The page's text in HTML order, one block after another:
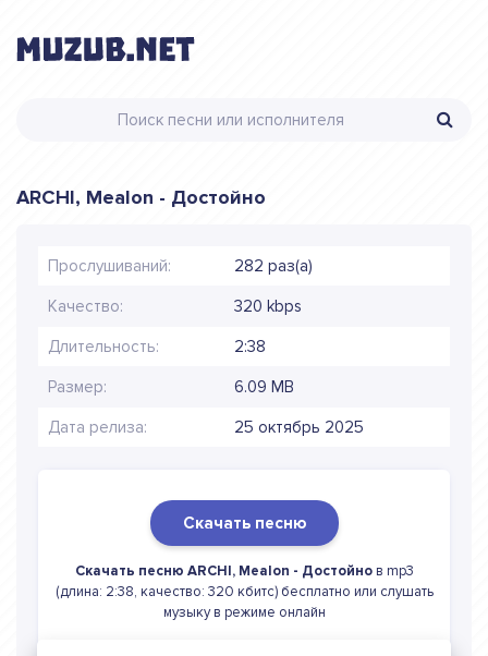
ARCHI, Mealon - Достойно
Прослушиваний: 282 раз(а)
Качество: 320 kbps
Длительность: 2:38
Размер: 6.09 MB
Дата релиза: 25 октябрь 2025
Скачать песню
Скачать песню ARCHI, Mealon - Достойнов mp3
(длина: 2:38, качество: 320 кбитс) бесплатно или слушать
музыку в режиме онлайн